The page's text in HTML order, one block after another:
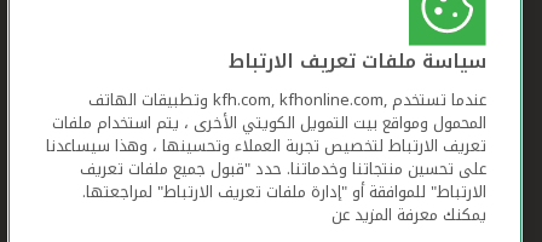
سياسة ملفات تعريف الارتباط
عندما تستخدم ,kfh.com, kfhonline.com وتطبيقات الهاتف
المحمول ومواقع بيت التمويل الكويتي الأخرى ، يتم استخدام ملفات
تعريف الارتباط لتخصيص تجربة العملاء وتحسينها ، وهذا سيساعدنا
على تحسين منتجاتنا وخدماتنا. حدد "قبول جميع ملفات تعريف
الارتباط" للموافقة أو "إدارة ملفات تعريف الارتباط" لمراجعتها.
يمكنك معرفة المزيد عن